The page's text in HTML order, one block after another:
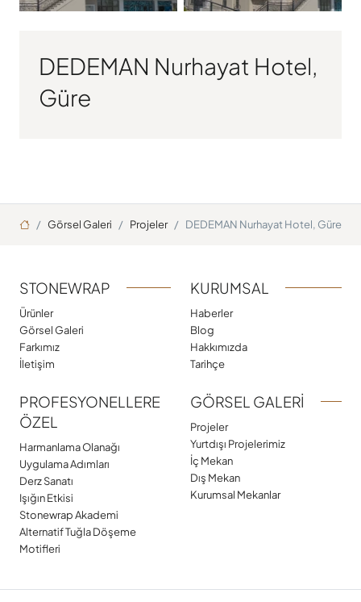
DEDEMAN Nurhayat Hotel,
Güre
Ana Sayfa
Görsel Galeri Projeler DEDEMAN Nurhayat Hotel, Güre
STONEWRAP
Ürünler
Görsel Galeri
Farkımız
İletişim
KURUMSAL
Haberler
Blog
Hakkımızda
Tarihçe
PROFESYONELLERE
ÖZEL
Harmanlama Olanağı
Uygulama Adımları
Derz Sanatı
Işığın Etkisi
Stonewrap Akademi
Alternatif Tuğla Döşeme
Motifleri
GÖRSEL GALERI
Projeler
Yurtdışı Projelerimiz
İç Mekan
Dış Mekan
Kurumsal Mekanlar